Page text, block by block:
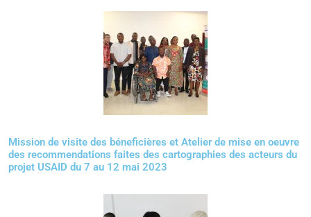
Mission de visite des béneficières et Atelier de mise en oeuvre
des recommendations faites des cartographies des acteurs du
projet USAID du 7 au 12 mai 2023